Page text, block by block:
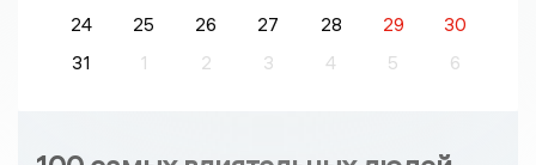
24
25 26 27 28 29
30
31
1 2 3 4 5 6